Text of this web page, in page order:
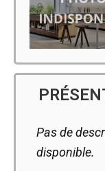
Pas de
disponible.